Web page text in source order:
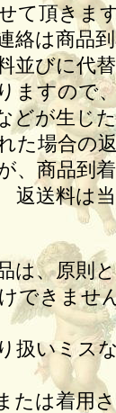
て頂きま
絡は商品
びに代
ますので
どが生じ
た場合の
、商品到
送料は
は、原則
できませ
扱いミス
たは着用